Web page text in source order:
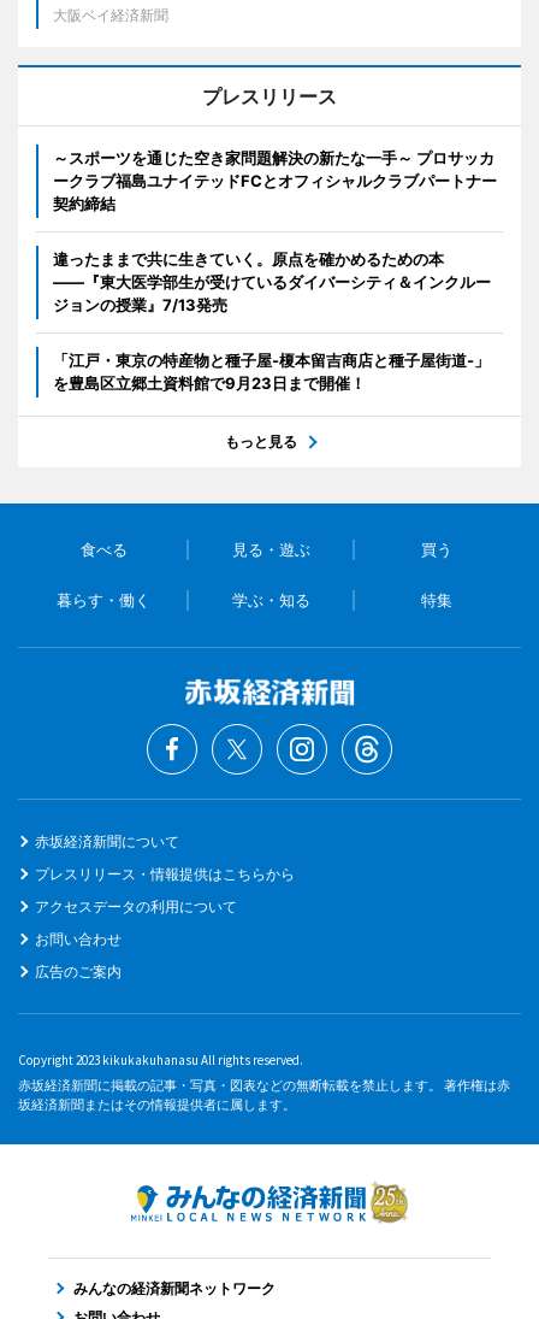
大阪ベイ経済新聞
プレスリリース
～スポーツを通じた空き家問題解決の新たな一手～ プロサッカ
ークラブ福島ユナイテッドFCとオフィシャルクラブパートナー
契約締結
違ったままで共に生きていく。原点を確かめるための本
――『東大医学部生が受けているダイバーシティ＆インクルー
ジョンの授業』7/13発売
「江戸・東京の特産物と種子屋-榎本留吉商店と種子屋街道-」
を豊島区立郷土資料館で9月23日まで開催！
もっと見る
食べる 見る・遊ぶ 買う
暮らす・働く 学ぶ・知る 特集
赤坂経済新聞について
プレスリリース・情報提供はこちらから
アクセスデータの利用について
お問い合わせ
広告のご案内
Copyright 2023 kikukakuhanasu All rights reserved.
赤坂経済新聞に掲載の記事・写真・図表などの無断転載を禁止します。 著作権は赤
坂経済新聞またはその情報提供者に属します。
みんなの経済新聞ネットワーク